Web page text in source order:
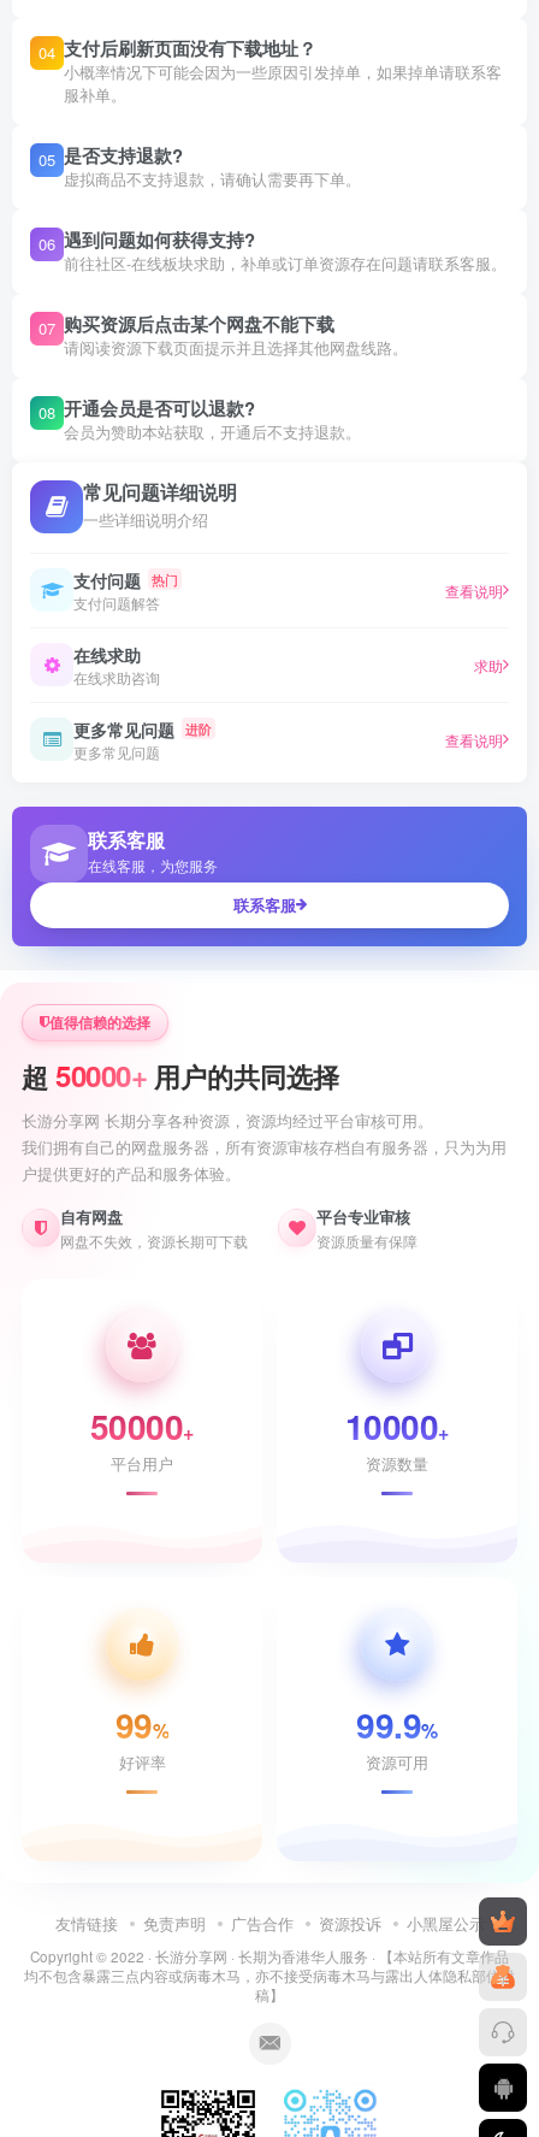
04 支付后刷新页面没有下载地址？
小概率情况下可能会因为一些原因引发掉单，如果掉单请联系客
服补单。
05 是否支持退款?
虚拟商品不支持退款，请确认需要再下单。
06 遇到问题如何获得支持?
前往社区-在线板块求助，补单或订单资源存在问题请联系客服。
07 购买资源后点击某个网盘不能下载
请阅读资源下载页面提示并且选择其他网盘线路。
08 开通会员是否可以退款?
会员为赞助本站获取，开通后不支持退款。
常见问题详细说明
一些详细说明介绍
支付问题 热门
支付问题解答
查看说明
在线求助
在线求助咨询
求助
更多常见问题 进阶
更多常见问题
查看说明
联系客服
在线客服，为您服务
联系客服
值得信赖的选择
超 50000+ 用户的共同选择
长游分享网 长期分享各种资源，资源均经过平台审核可用。
我们拥有自己的网盘服务器，所有资源审核存档自有服务器，只为为用
户提供更好的产品和服务体验。
自有网盘
网盘不失效，资源长期可下载
平台专业审核
资源质量有保障
50000+
平台用户
10000+
资源数量
99%
好评率
99.9%
资源可用
友情链接 免责声明 广告合作 资源投诉 小黑屋公示
Copyright © 2022 · 长游分享网 · 长期为香港华人服务 · 【本站所有文章作品
均不包含暴露三点内容或病毒木马，亦不接受病毒木马与露出人体隐私部位投
稿】